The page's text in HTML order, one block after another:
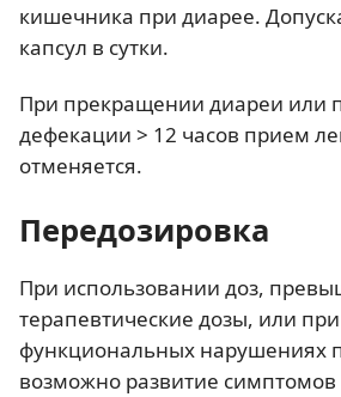
кишечника при диарее.
капсул в сутки.
При прекращении диареи или
дефекации > 12 часов прием
отменяется.
Передозировка
При использовании доз,
терапевтические дозы, или при
функциональных нарушениях
возможно развитие